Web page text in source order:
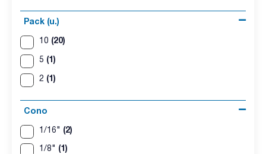
Pack (u.)
10 (20)
5 (1)
2 (1)
Cono
1/16" (2)
1/8" (1)